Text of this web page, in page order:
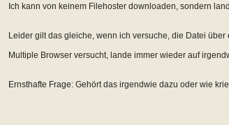
Ich kann von keinem Filehoster downloaden, sondern
Leider gilt das gleiche, wenn ich versuche, die Datei
Multiple Browser versucht, lande immer wieder auf
Ernsthafte Frage: Gehört das irgendwie dazu oder wie